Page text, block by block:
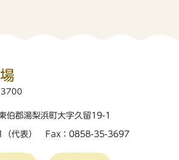
伯郡湯梨浜町大字久留19-1
代表） Fax：0858-35-3697